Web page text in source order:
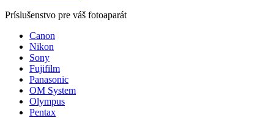
Príslušenstvo pre váš fotoaparát
Canon
Nikon
Sony
Fujifilm
Panasonic
OM System
Olympus
Pentax